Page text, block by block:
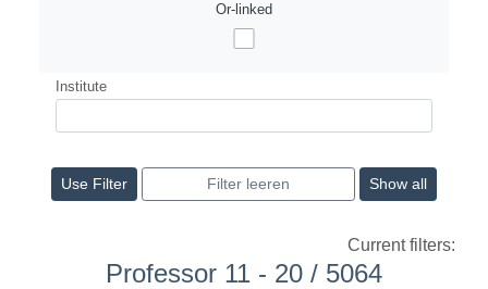
Or-linked
Institute
Show all
Current filters:
Professor 11 - 20 / 5064